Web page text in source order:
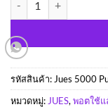
รหัสสินค้า: Jues 5000
หมวดหมู่: JUES, พอตใช้แ